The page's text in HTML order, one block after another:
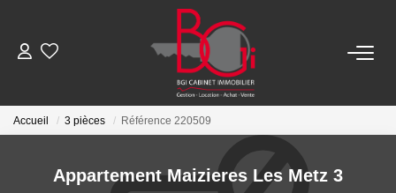
ACHETER
Neuf
Accueil 3 pièces Référence 220509
Appartement Maizieres Les Metz 3